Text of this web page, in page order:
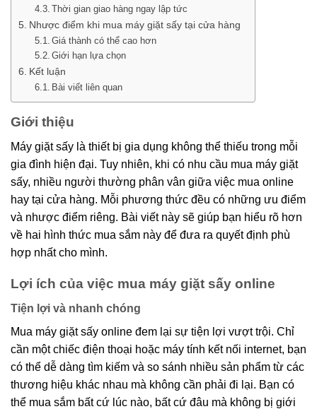
Thời gian giao hàng ngay lập tức
Nhược điểm khi mua máy giặt sấy tại cửa hàng
Giá thành có thể cao hơn
Giới hạn lựa chọn
Kết luận
Bài viết liên quan
Giới thiệu
Máy giặt sấy là thiết bị gia dụng không thể thiếu trong mỗi
gia đình hiện đại. Tuy nhiên, khi có nhu cầu mua máy giặt
sấy, nhiều người thường phân vân giữa việc mua online
hay tại cửa hàng. Mỗi phương thức đều có những ưu điểm
và nhược điểm riêng. Bài viết này sẽ giúp bạn hiểu rõ hơn
về hai hình thức mua sắm này để đưa ra quyết định phù
hợp nhất cho mình.
Lợi ích của việc mua máy giặt sấy online
Tiện lợi và nhanh chóng
Mua máy giặt sấy online đem lại sự tiện lợi vượt trội. Chỉ
cần một chiếc điện thoại hoặc máy tính kết nối internet, bạn
có thể dễ dàng tìm kiếm và so sánh nhiều sản phẩm từ các
thương hiệu khác nhau mà không cần phải đi lại. Bạn có
thể mua sắm bất cứ lúc nào, bất cứ đâu mà không bị giới